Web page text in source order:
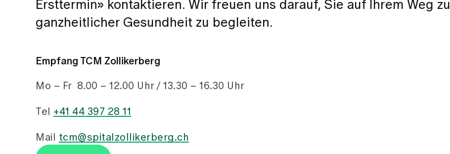
Ersttermin» kontaktieren. Wir freuen uns darauf, Sie auf Ihrem Weg zu
ganzheitlicher Gesundheit zu begleiten.
Empfang TCM Zollikerberg
Mo – Fr 8.00 – 12.00 Uhr / 13.30 – 16.30 Uhr
Tel +41 44 397 28 11
Mail tcm@spitalzollikerberg.ch